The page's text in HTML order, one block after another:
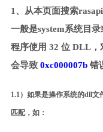
1、从本页面搜索
一般是system系统目
程序使用 32 位 DLL，
会导致 0xc000007b错
1.1）如果是操作系统的dll
匹配，如：